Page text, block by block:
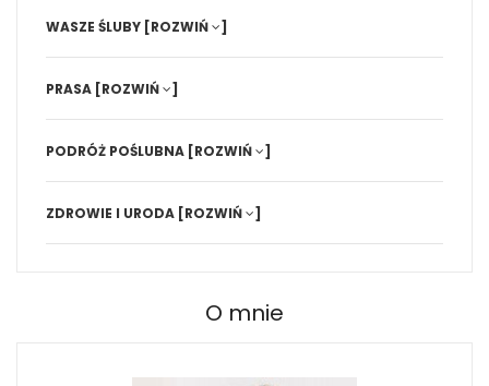
WASZE ŚLUBY [ROZWIŃ ]
PRASA [ROZWIŃ ]
PODRÓŻ POŚLUBNA [ROZWIŃ ]
ZDROWIE I URODA [ROZWIŃ ]
O mnie